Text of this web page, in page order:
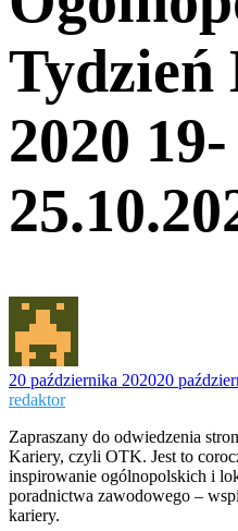
2020 19-
20 października 202020
redaktor
Zapraszany do odwiedzenia
Kariery, czyli OTK. Jest to
inspirowanie ogólnopolskich i
poradnictwa zawodowego –
kariery.